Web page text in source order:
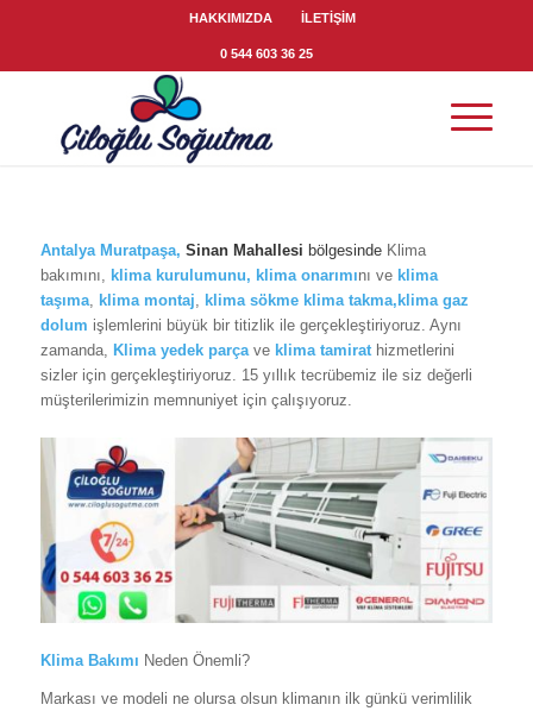
HAKKIMIZDA İLETİŞİM
0 544 603 36 25
Antalya Muratpaşa, Sinan Mahallesi bölgesindeKlima
bakımını, klima kurulumunu, klima onarımını ve klima
taşıma, klima montaj, klima sökme klima takma,klima gaz
dolum işlemlerini büyük bir titizlik ile gerçekleştiriyoruz. Aynı
zamanda, Klima yedek parçave klima tamirathizmetlerini
sizler için gerçekleştiriyoruz. 15 yıllık tecrübemiz ile siz değerli
müşterilerimizin memnuniyet için çalışıyoruz.
Klima Bakımı Neden Önemli?
Markası ve modeli ne olursa olsun klimanın ilk günkü verimlilik